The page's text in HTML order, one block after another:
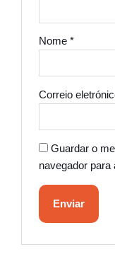
Nome*
Correio
Guardar o
navegador para